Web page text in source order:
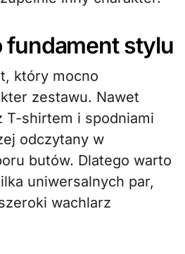
fundament stylu
który mocno
zestawu. Nawet
T-shirtem i spodniami
odczytany w
butów. Dlatego warto
uniwersalnych par,
wachlarz